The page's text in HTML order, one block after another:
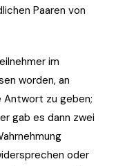
Paaren von
im
worden, an
zu geben;
gab es dann zwei
oder